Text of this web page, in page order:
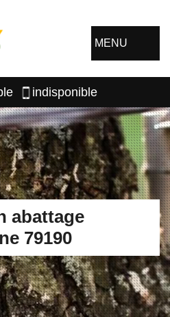
MENU
indisponible
abattage
79190